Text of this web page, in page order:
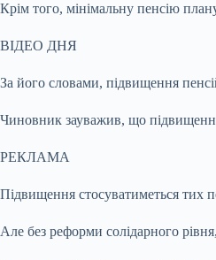
Крім того, мінімальну пенсію
ВІДЕО ДНЯ
За його словами, підвищення
Чиновник зауважив, що
РЕКЛАМА
Підвищення стосуватиметься тих
Але без реформи солідарного